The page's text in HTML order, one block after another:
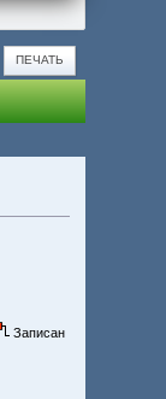
ПЕЧАТЬ
Записан